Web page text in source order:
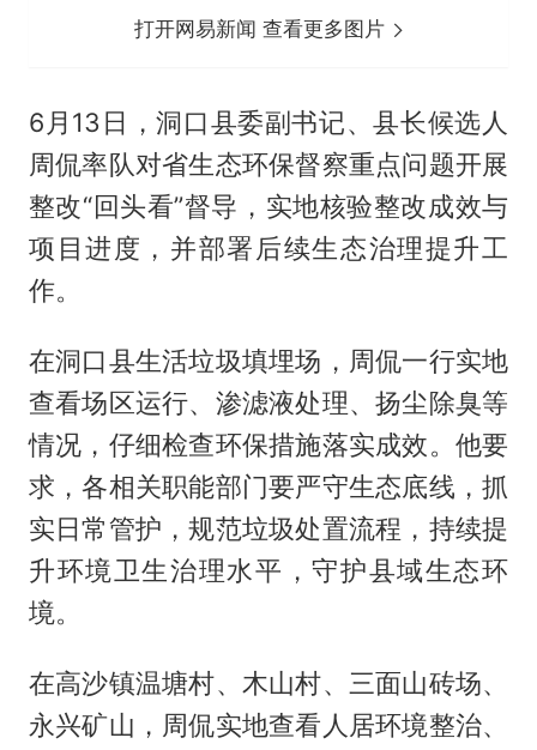
打开网易新闻 查看更多图片
6月13日，洞口县委副书记、县长候选人
周侃率队对省生态环保督察重点问题开展
整改“回头看”督导，实地核验整改成效与
项目进度，并部署后续生态治理提升工
作。
在洞口县生活垃圾填埋场，周侃一行实地
查看场区运行、渗滤液处理、扬尘除臭等
情况，仔细检查环保措施落实成效。他要
求，各相关职能部门要严守生态底线，抓
实日常管护，规范垃圾处置流程，持续提
升环境卫生治理水平，守护县域生态环
境。
在高沙镇温塘村、木山村、三面山砖场、
永兴矿山，周侃实地查看人居环境整治、